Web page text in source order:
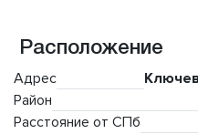
Расположение
Адрес
Район
Расстояние от СПб